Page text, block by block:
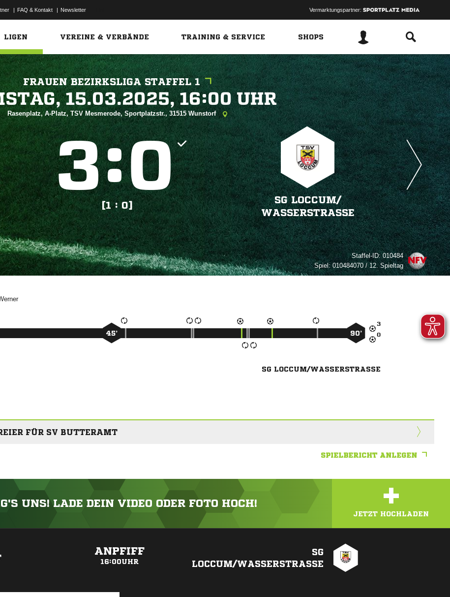
| FAQ & Kontakt | Newsletter Vermarktungspartner:
LIGEN VEREINE & VERBÄNDE TRAINING & SERVICE SHOPS
FRAUEN BEZIRKSLIGA STAFFEL 1
  
Rasenplatz, A-Platz, TSV Mesmerode, Sportplatzstr., 31515 Wunstorf
:
[1 : 0]
SG LOCCUM/​
WASSERSTRASSE
Staffel-ID:010484
Spiel:010484070 / 12. Spieltag


45’ 90’
SG LOCCUM/WASSERSTRASSE
FÜR SV BUTTERAMT
SPIELBERICHT ANLEGEN
UNS! LADE DEIN VIDEO ODER FOTO HOCH! +
JETZT HOCHLADEN
ANPFIFF
16:00UHR
SG
LOCCUM/WASSERSTRASSE